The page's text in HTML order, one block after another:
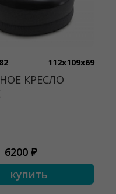
112x109x69
КРЕСЛО
6200 ₽
купить